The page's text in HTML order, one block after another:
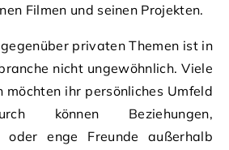
Filmen und seinen Projekten.
privaten Themen ist in
nicht ungewöhnlich. Viele
möchten ihr persönliches Umfeld
können Beziehungen,
oder enge Freunde außerhalb